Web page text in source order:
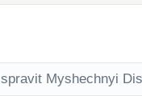
Myshechnyi